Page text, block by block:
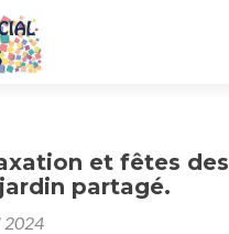
et fêtes des
partagé.
2024